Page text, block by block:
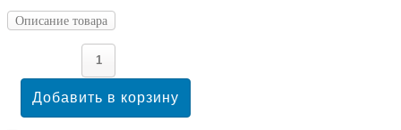
Описание товара